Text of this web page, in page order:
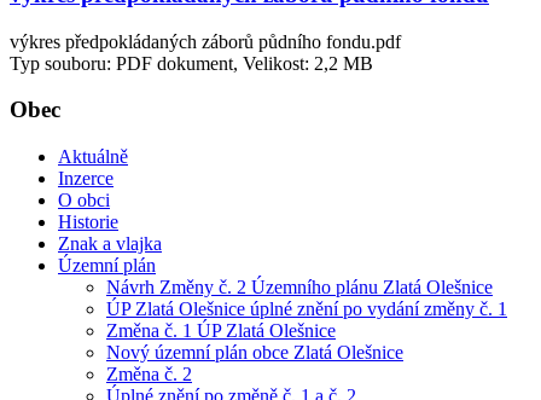
výkres předpokládaných záborů půdního fondu.pdf
Typ souboru: PDF dokument, Velikost: 2,2 MB
Obec
Aktuálně
Inzerce
O obci
Historie
Znak a vlajka
Územní plán
Návrh Změny č. 2 Územního plánu Zlatá Olešnice
ÚP Zlatá Olešnice úplné znění po vydání změny č. 1
Změna č. 1 ÚP Zlatá Olešnice
Nový územní plán obce Zlatá Olešnice
Změna č. 2
Úplné znění po změně č. 1 a č. 2